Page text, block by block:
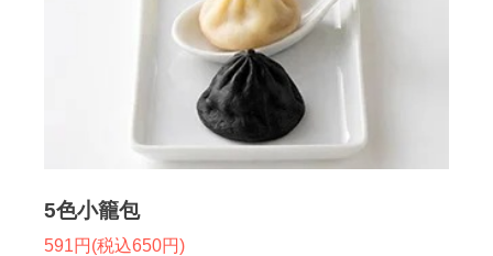
5色小籠包
591円(税込650円)